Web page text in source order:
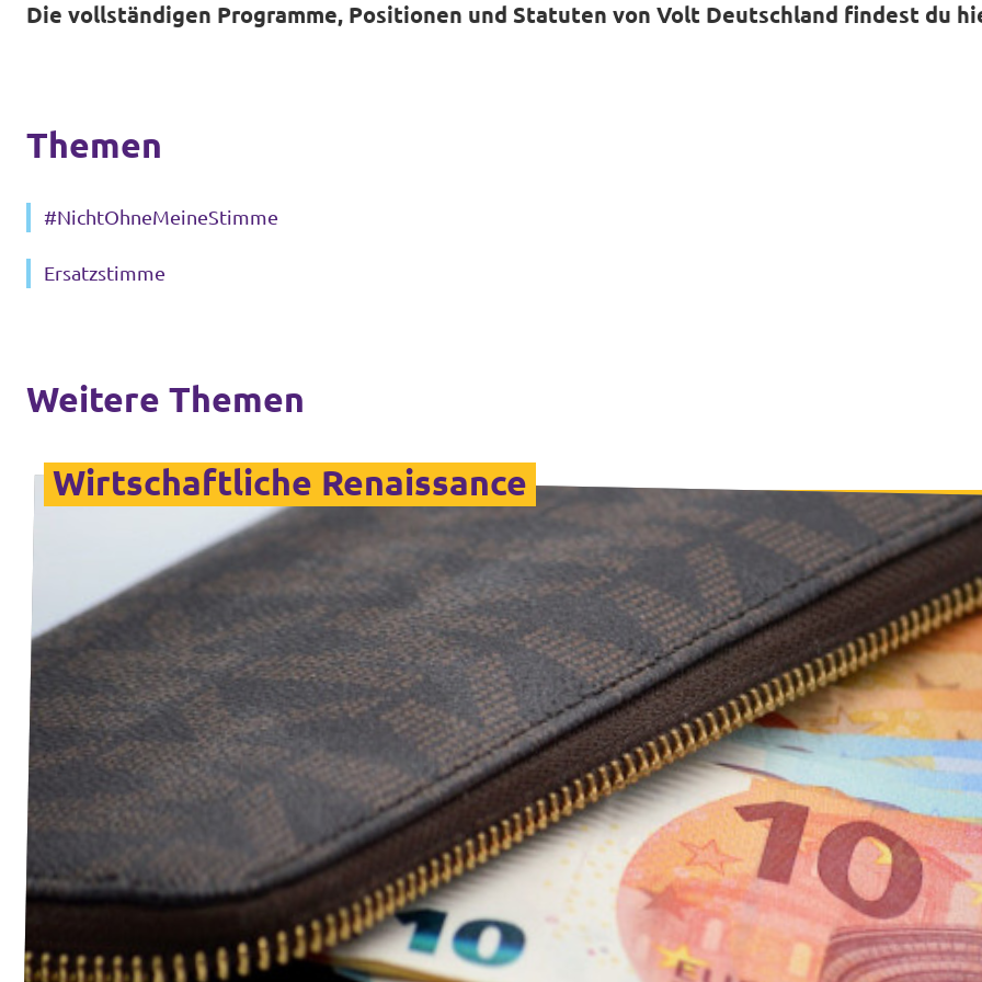
Die vollständigen Programme, Positionen und Statuten von Volt Deutschland findest du
Themen
#NichtOhneMeineStimme
Ersatzstimme
Weitere Themen
Wirtschaftliche Renaissance